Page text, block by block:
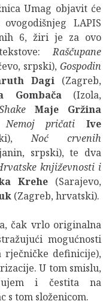
Umag objavit će
LAPIS
6, žiri je za ovo
Raščupane
srpski),Gospodin
Dagi (Zagreb,
Gombača (Izola,
Maje Gržina
Nemoj pričatiIve
Noć crvenih
srpski), te dva
književnosti i
Krehe (Sarajevo,
(Zagreb, hrvatski).
čak vrlo originalna
mogućnosti
rječničke definicije),
U tom smislu,
i čestita na
s tom složenicom.